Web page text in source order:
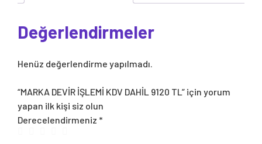
adet
Değerlendirmeler
Henüz değerlendirme yapılmadı.
“MARKA DEVİR İŞLEMİ KDV DAHİL 9120 TL” için yorum
yapan ilk kişi siz olun
Derecelendirmeniz *